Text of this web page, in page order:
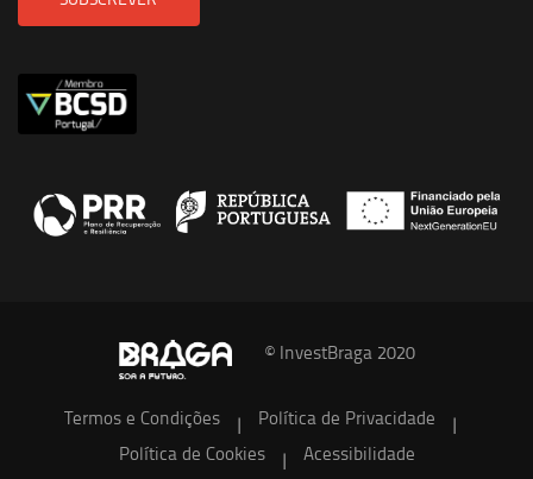
© InvestBraga 2020
Termos e Condições | Política de Privacidade |
Política de Cookies | Acessibilidade